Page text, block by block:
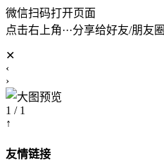
微信扫码打开页面
点击右上角···分享给好友/朋友圈
✕
‹
›
1 / 1
↑
友情链接